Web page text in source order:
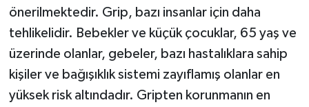
önerilmektedir. Grip, bazı insanlar için daha
tehlikelidir. Bebekler ve küçük çocuklar, 65 yaş ve
üzerinde olanlar, gebeler, bazı hastalıklara sahip
kişiler ve bağışıklık sistemi zayıflamış olanlar en
yüksek risk altındadır. Gripten korunmanın en